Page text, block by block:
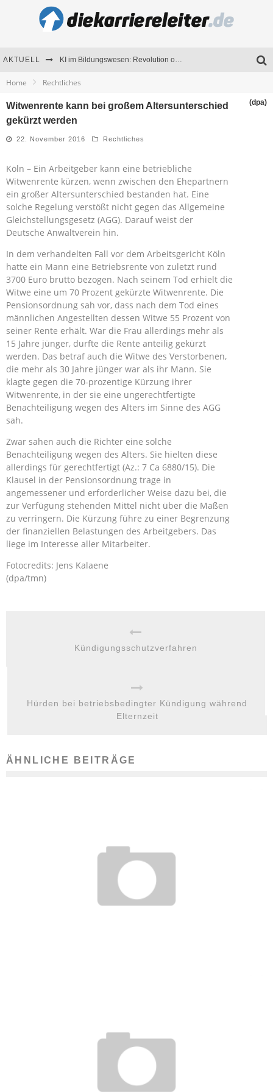
AKTUELL KI im Bildungswesen: Revolution oder Risiko für Schulen und Universitäten?
Seminare als Motivationsmotor – Wie Weiterbildung Mitarbeiter nachhaltig begeistert
Home Rechtliches
Witwenrente kann bei großem Altersunterschied
gekürzt werden
(dpa)
22. November 2016 Rechtliches
Köln – Ein Arbeitgeber kann eine betriebliche
Witwenrente kürzen, wenn zwischen den Ehepartnern
ein großer Altersunterschied bestanden hat. Eine
solche Regelung verstößt nicht gegen das Allgemeine
Gleichstellungsgesetz (AGG). Darauf weist der
Deutsche Anwaltverein hin.
In dem verhandelten Fall vor dem Arbeitsgericht Köln
hatte ein Mann eine Betriebsrente von zuletzt rund
3700 Euro brutto bezogen. Nach seinem Tod erhielt die
Witwe eine um 70 Prozent gekürzte Witwenrente. Die
Pensionsordnung sah vor, dass nach dem Tod eines
männlichen Angestellten dessen Witwe 55 Prozent von
seiner Rente erhält. War die Frau allerdings mehr als
15 Jahre jünger, durfte die Rente anteilig gekürzt
werden. Das betraf auch die Witwe des Verstorbenen,
die mehr als 30 Jahre jünger war als ihr Mann. Sie
klagte gegen die 70-prozentige Kürzung ihrer
Witwenrente, in der sie eine ungerechtfertigte
Benachteiligung wegen des Alters im Sinne des AGG
sah.
Zwar sahen auch die Richter eine solche
Benachteiligung wegen des Alters. Sie hielten diese
allerdings für gerechtfertigt (Az.: 7 Ca 6880/15). Die
Klausel in der Pensionsordnung trage in
angemessener und erforderlicher Weise dazu bei, die
zur Verfügung stehenden Mittel nicht über die Maßen
zu verringern. Die Kürzung führe zu einer Begrenzung
der finanziellen Belastungen des Arbeitgebers. Das
liege im Interesse aller Mitarbeiter.
Fotocredits: Jens Kalaene
(dpa/tmn)
Kündigungsschutzverfahren
Hürden bei betriebsbedingter Kündigung während
Elternzeit
ÄHNLICHE BEITRÄGE